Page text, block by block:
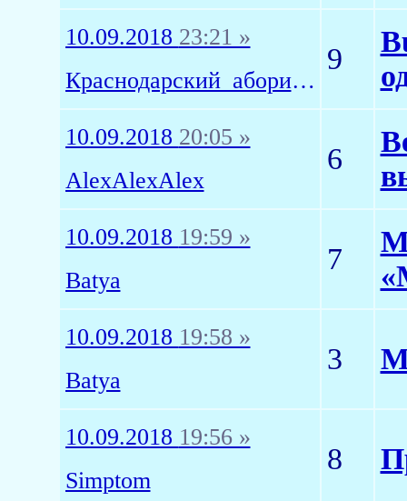
10.09.2018 23:21 »
Краснодарский_абориген
9
10.09.2018 20:05 »
AlexAlexAlex
6
10.09.2018 19:59 »
Batya
7
10.09.2018 19:58 »
Batya
3
10.09.2018 19:56 »
Simptom
8